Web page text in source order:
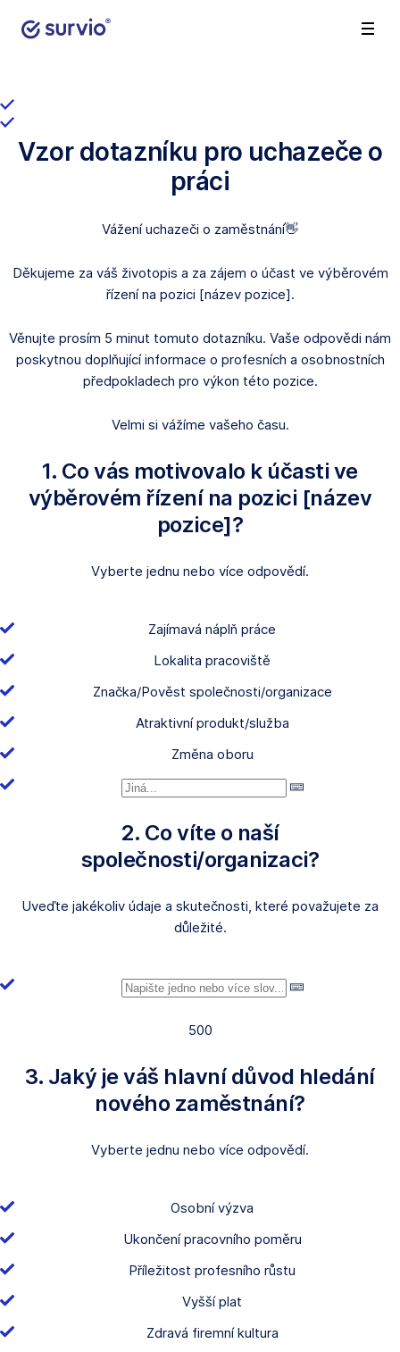
Vzor dotazníku pro uchazeče o
práci
Vážení uchazeči o zaměstnání👋
Děkujeme za váš životopis a za zájem o účast ve výběrovém
řízení na pozici [název pozice].
Věnujte prosím 5 minut tomuto dotazníku. Vaše odpovědi nám
poskytnou doplňující informace o profesních a osobnostních
předpokladech pro výkon této pozice.
Velmi si vážíme vašeho času.
1. Co vás motivovalo k účasti ve
výběrovém řízení na pozici [název
pozice]?
Vyberte jednu nebo více odpovědí.
Zajímavá náplň práce
Lokalita pracoviště
Značka/Pověst společnosti/organizace
Atraktivní produkt/služba
Změna oboru
2. Co víte o naší
společnosti/organizaci?
Uveďte jakékoliv údaje a skutečnosti, které považujete za
důležité.
500
3. Jaký je váš hlavní důvod hledání
nového zaměstnání?
Vyberte jednu nebo více odpovědí.
Osobní výzva
Ukončení pracovního poměru
Příležitost profesního růstu
Vyšší plat
Zdravá firemní kultura